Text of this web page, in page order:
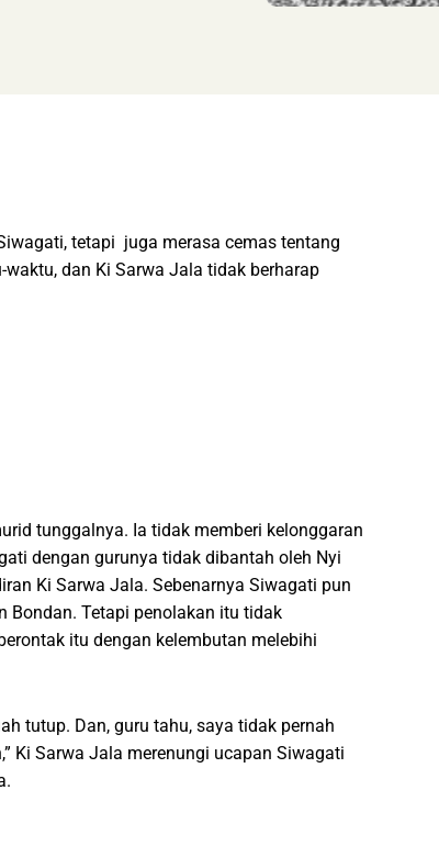
tetapi juga merasa cemas tentang
dan Ki Sarwa Jala tidak berharap
tunggalnya. Ia tidak memberi kelonggaran
dengan gurunya tidak dibantah oleh Nyi
Ki Sarwa Jala. Sebenarnya Siwagati pun
Bondan. Tetapi penolakan itu tidak
itu dengan kelembutan melebihi
tutup. Dan, guru tahu, saya tidak pernah
Ki Sarwa Jala merenungi ucapan Siwagati